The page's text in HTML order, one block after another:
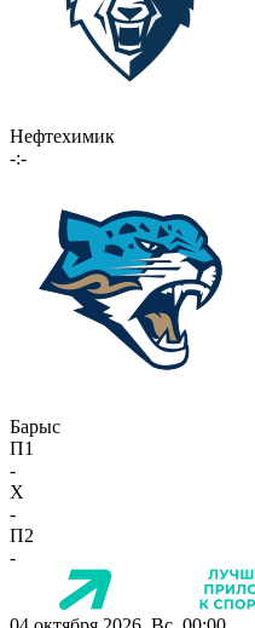
Нефтехимик
-:-
Барыс
П1
-
X
-
П2
-